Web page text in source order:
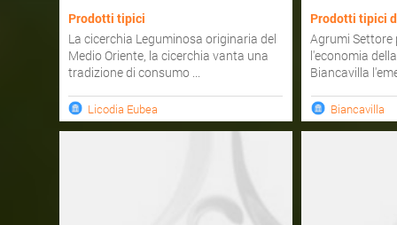
Prodotti tipici
La cicerchia Leguminosa originaria del
Medio Oriente, la cicerchia vanta una
tradizione di consumo ...
Licodia Eubea
Prodotti tipici
Agrumi
l'economia
Biancavilla
Biancavilla